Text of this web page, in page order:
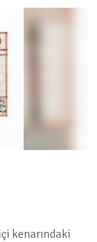
kenarındaki